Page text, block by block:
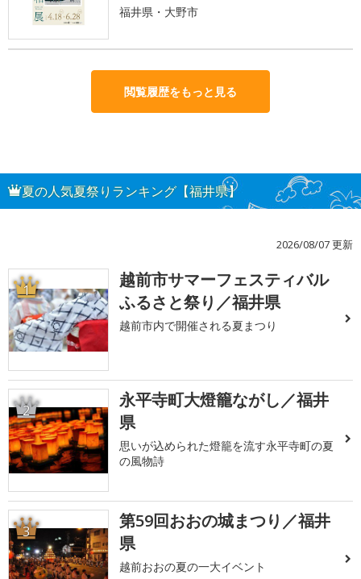
福井県・大野市
閲覧履歴をもっと見る
夏の人気夏祭りランキング【福井県】
2026/08/07 更新
1
越前市サマーフェスティバル
ふるさと祭り／福井県
越前市内で開催される夏まつり
2
永平寺町大燈籠ながし／福井
県
思いが込められた燈籠を流す永平寺町の夏
の風物詩
3
第59回おおの城まつり／福井
県
越前おおの夏の一大イベント